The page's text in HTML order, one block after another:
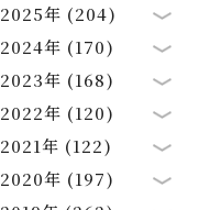
2025年 (204)
2024年 (170)
2023年 (168)
2022年 (120)
2021年 (122)
2020年 (197)